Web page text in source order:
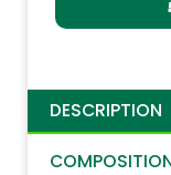
DESCRIPTION